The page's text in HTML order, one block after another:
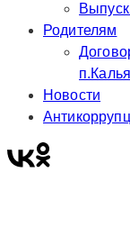
Родителям
Новости